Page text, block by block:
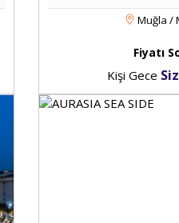
Muğla /
Fiyatı
Kişi Gece